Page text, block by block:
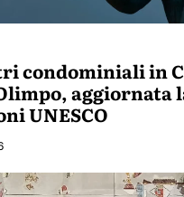
condominiali in
aggiornata
UNESCO